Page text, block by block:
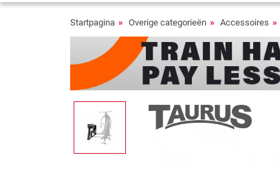
Startpagina Overige categorieën Accessoires